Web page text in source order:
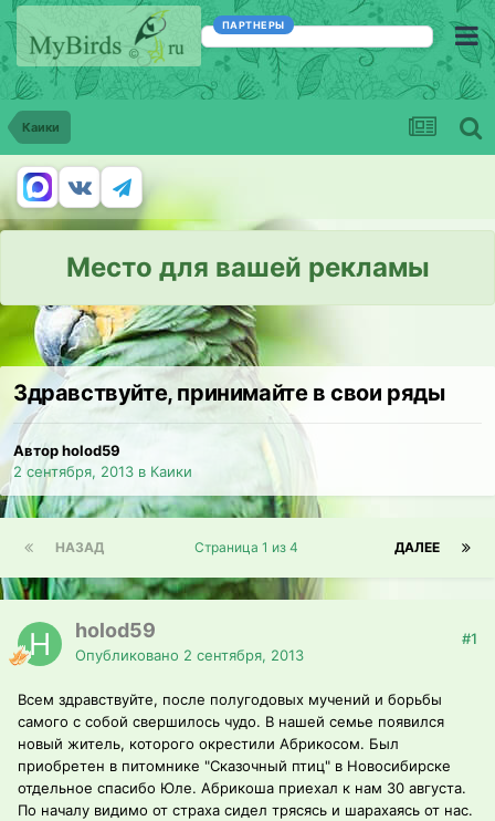
ПАРТНЕРЫ
Каики
Место для вашей рекламы
Здравствуйте, принимайте в свои ряды
Автор holod59
2 сентября, 2013 в Каики
НАЗАД ДАЛЕЕ
Страница 1 из 4
holod59
Опубликовано 2 сентября, 2013
#1
Всем здравствуйте, после полугодовых мучений и борьбы
самого с собой свершилось чудо. В нашей семье появился
новый житель, которого окрестили Абрикосом. Был
приобретен в питомнике "Сказочный птиц" в Новосибирске
отдельное спасибо Юле. Абрикоша приехал к нам 30 августа.
По началу видимо от страха сидел трясясь и шарахаясь от нас.